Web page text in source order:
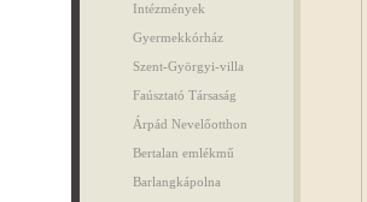
Intézmények
Gyermekkórház
Szent-Györgyi-villa
Faúsztató Társaság
Árpád Nevelőotthon
Bertalan emlékmű
Barlangkápolna